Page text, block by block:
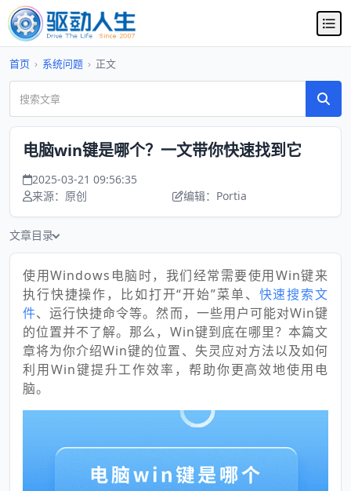
首页 › 系统问题 › 正文
电脑win键是哪个？一文带你快速找到它
2025-03-21 09:56:35
来源：原创
编辑：Portia
文章目录
使用Windows电脑时，我们经常需要使用Win键来
执行快捷操作，比如打开“开始”菜单、 快速搜索文
件、运行快捷命令等。然而，一些用户可能对Win键
的位置并不了解。那么，Win键到底在哪里？本篇文
章将为你介绍Win键的位置、失灵应对方法以及如何
利用Win键提升工作效率，帮助你更高效地使用电
脑。